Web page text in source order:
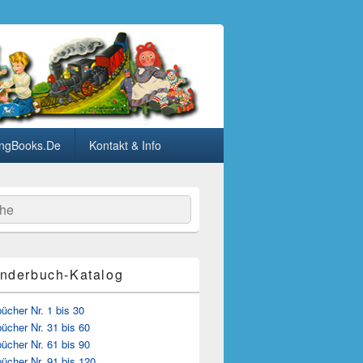
Kontakt & Info
Katalog
Nr. 1 bis 30
Nr. 31 bis 60
Nr. 61 bis 90